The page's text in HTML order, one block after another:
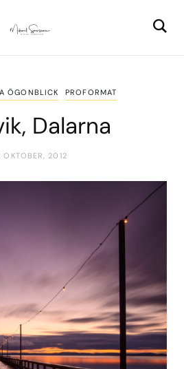
ÖGONBLICK PROFORMAT
Dalarna
OKTOBER, 2012